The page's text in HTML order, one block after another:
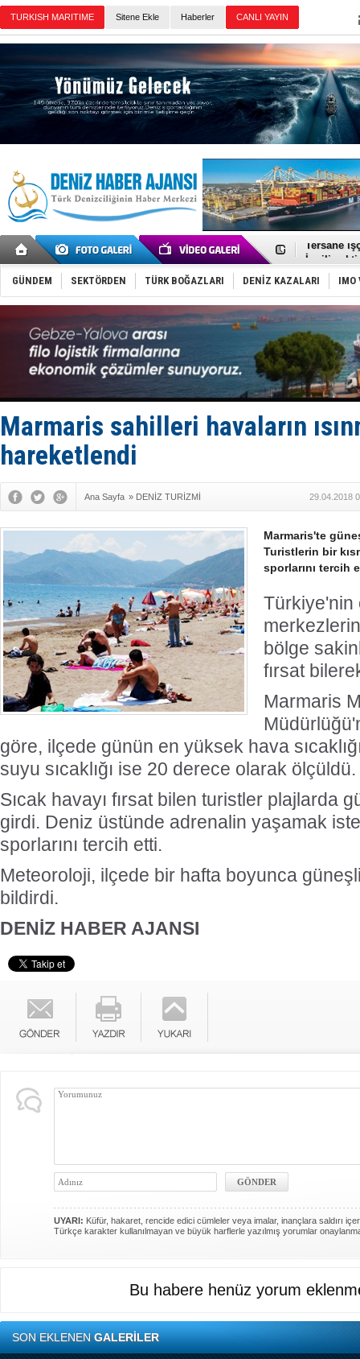
Sitene Ekle Haberler
İngiliz
FESCO,
DESE,
35 milyon
İnsansız
Yüzyıl
Anadolu
Derince,
Tüpraş,
İTU AUV,
PROYAD,
GÜNDEM SEKTÖRDEN TÜRK BOĞAZLARI DENİZ KAZALARI IMO
Marmaris sahilleri havaların
hareketlendi
Ana Sayfa » DENİZ TURİZMİ 29.04.2018
Marmaris'te
Turistlerin bir
sporlarını tercih
Türkiye'nin
bölge
fırsat
Marmaris
göre, ilçede günün en yüksek hava
suyu sıcaklığı ise 20 derece olarak ölçüldü.
Sıcak havayı fırsat bilen turistler plajlarda
girdi. Deniz üstünde adrenalin yaşamak
sporlarını tercih etti.
Meteoroloji, ilçede bir hafta boyunca güneşli
bildirdi.
DENİZ HABER AJANSI
UYARI: Küfür, hakaret, rencide edici cümleler veya imalar, inançlara saldırı
Türkçe karakter kullanılmayan ve büyük harflerle yazılmış yorumlar
Bu habere henüz yorum
SON EKLENENGALERİLER